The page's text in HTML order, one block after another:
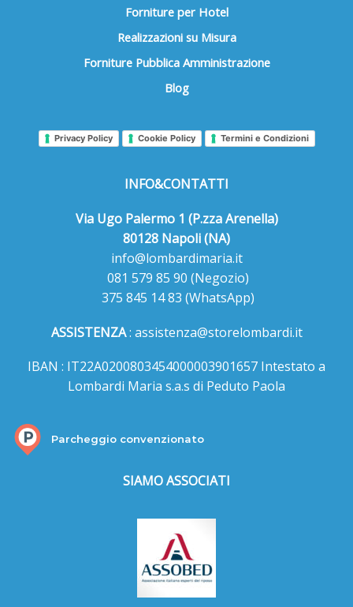
Forniture per Hotel
Realizzazioni su Misura
Forniture Pubblica Amministrazione
Blog
Privacy Policy Cookie Policy Termini e Condizioni
INFO&CONTATTI
Via Ugo Palermo 1 (P.zza Arenella)
80128 Napoli (NA)
info@lombardimaria.it
081 579 85 90 (Negozio)
375 845 14 83 (WhatsApp)
ASSISTENZA: assistenza@storelombardi.it
IBAN : IT22A0200803454000003901657 Intestato a
Lombardi Maria s.a.s di Peduto Paola
Parcheggio convenzionato
SIAMO ASSOCIATI